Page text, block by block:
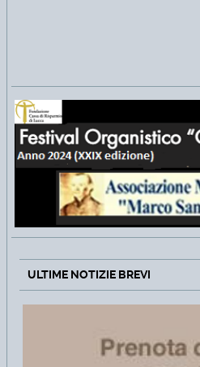
ULTIME NOTIZIE BREVI